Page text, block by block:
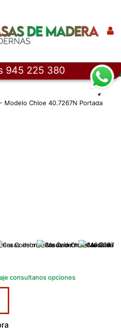
945 225 380
Coímbra
consultanos opciones